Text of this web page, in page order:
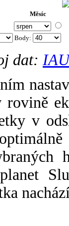
Měsíc
Body:
dat:
rovině
v